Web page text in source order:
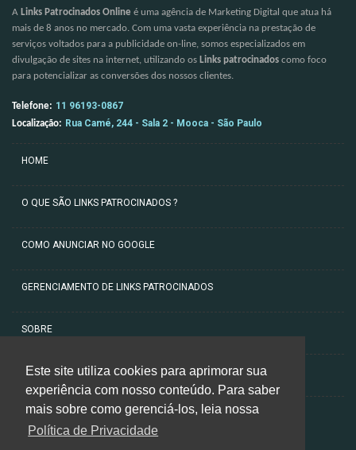
Este site utiliza cookies para aprimorar sua
experiência com nosso conteúdo. Para saber
mais sobre como gerenciá-los, leia nossa
Política de Privacidade
A Links Patrocinados Online é uma agência de Marketing Digital que atua há
mais de 8 anos no mercado. Com uma vasta experiência na prestação de
serviços voltados para a publicidade on-line, somos especializados em
divulgação de sites na internet, utilizando os Links patrocinados como foco
para potencializar as conversões dos nossos clientes.
Telefone: 11 96193-0867
Localização: Rua Camé, 244 - Sala 2 - Mooca - São Paulo
HOME
O QUE SÃO LINKS PATROCINADOS ?
COMO ANUNCIAR NO GOOGLE
GERENCIAMENTO DE LINKS PATROCINADOS
SOBRE
ARTIGOS
CONTATO